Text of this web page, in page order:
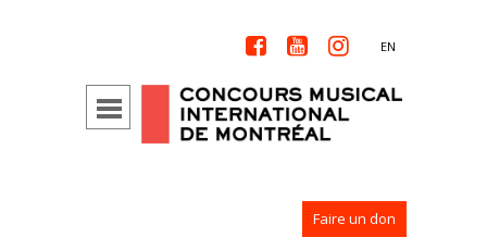
   EN
Faire un don